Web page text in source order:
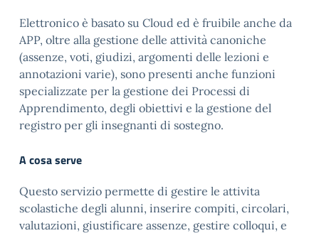
Elettronico è basato su Cloud ed è fruibile anche da
APP, oltre alla gestione delle attività canoniche
(assenze, voti, giudizi, argomenti delle lezioni e
annotazioni varie), sono presenti anche funzioni
specializzate per la gestione dei Processi di
Apprendimento, degli obiettivi e la gestione del
registro per gli insegnanti di sostegno.
A cosa serve
Questo servizio permette di gestire le attivita
scolastiche degli alunni, inserire compiti, circolari,
valutazioni, giustificare assenze, gestire colloqui, e